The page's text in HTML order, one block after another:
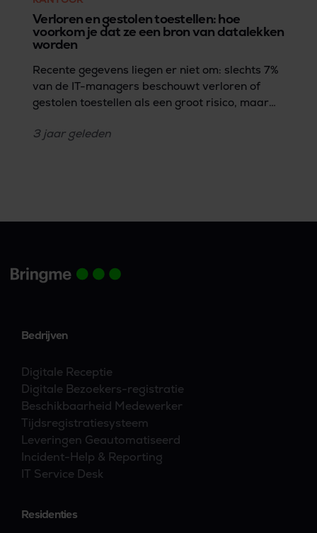
Verloren en gestolen toestellen: hoe
voorkom je dat ze een bron van datalekken
worden
Recente gegevens liegen er niet om: slechts 7%
van de IT-managers beschouwt verloren of
gestolen toestellen als een groot risico, maar
verantwoordelijk voor een alarmerende 17%
3 jaargeleden
Bedrijven
Digitale Receptie
Digitale Bezoekers-registratie
Beschikbaarheid Medewerker
Tijdsregistratiesysteem
Leveringen Geautomatiseerd
Incident-Help & Reporting
IT Service Desk
Residenties